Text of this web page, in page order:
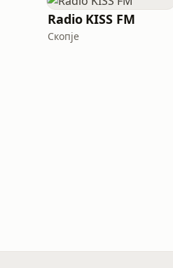
Radio KISS FM
Скопје